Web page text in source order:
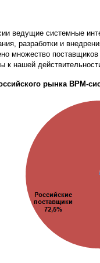
ведущие системные
разработки и
множество
к нашей
рынка ВРМ-